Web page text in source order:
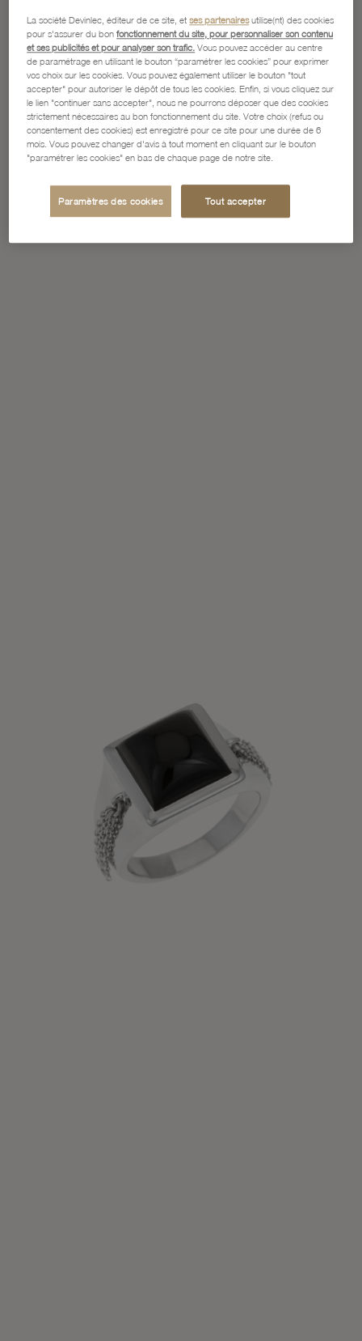
La société Devinlec, éditeur de ce site, etses partenairesutilise(nt) des cookies
pour s'assurer du bonfonctionnement du site, pour personnaliser son contenu
et ses publicités et pour analyser son trafic. Vous pouvez accéder au centre
de paramétrage en utilisant le bouton “paramétrer les cookies” pour exprimer
vos choix sur les cookies. Vous pouvez également utiliser le bouton "tout
accepter" pour autoriser le dépôt de tous les cookies. Enfin, si vous cliquez sur
le lien "continuer sans accepter", nous ne pourrons déposer que des cookies
strictement nécessaires au bon fonctionnement du site. Votre choix (refus ou
consentement des cookies) est enregistré pour ce site pour une durée de 6
mois. Vous pouvez changer d'avis à tout moment en cliquant sur le bouton
"paramétrer les cookies" en bas de chaque page de notre site.
Paramètres des cookies Tout accepter